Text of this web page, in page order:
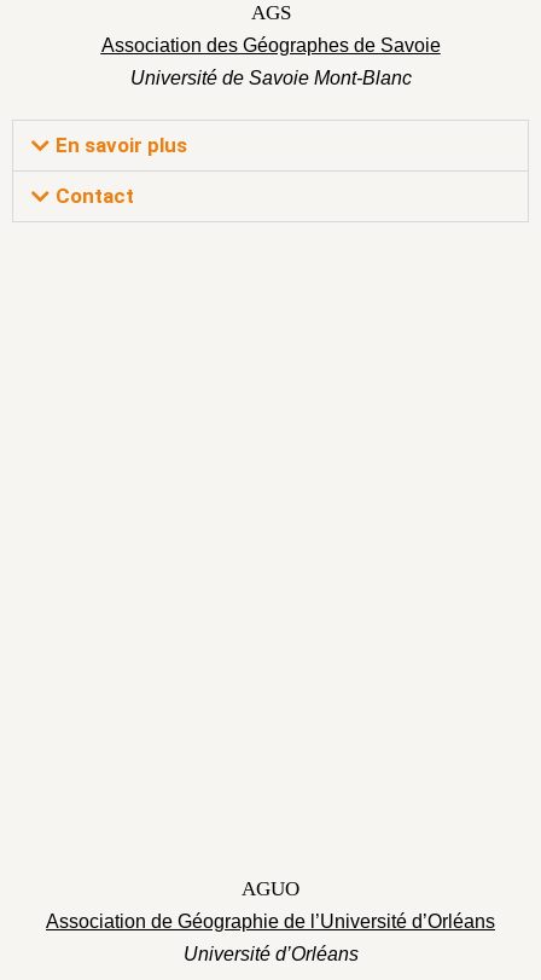
AGS
Association des Géographes de Savoie
Université de Savoie Mont-Blanc
En savoir plus
Contact
AGUO
Association de Géographie de l’Université d’Orléans
Université d’Orléans